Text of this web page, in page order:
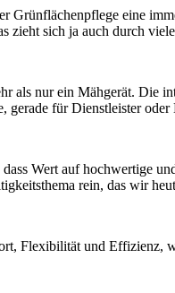
Grünflächenpflege eine
zieht sich ja auch durch
als nur ein Mähgerät. Die
gerade für Dienstleister
Wert auf hochwertige
rein, das wir
Flexibilität und Effizienz,